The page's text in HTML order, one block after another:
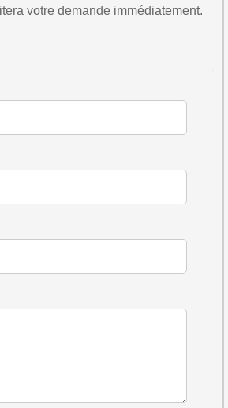
votre demande immédiatement.